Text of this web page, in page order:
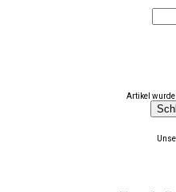
Artikel